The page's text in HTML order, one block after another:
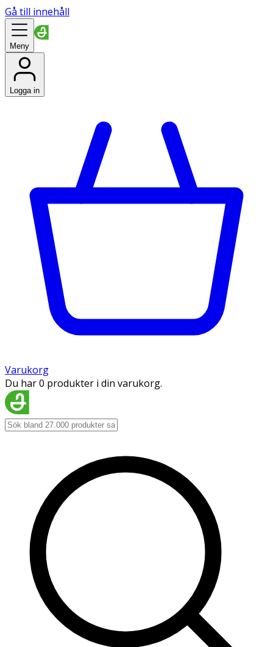
Gå till innehåll
Meny
Logga in
Varukorg
Du har 0 produkter i din varukorg.